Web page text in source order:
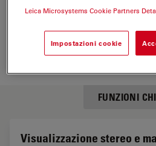
FUNZIONI
Visualizzazione stereo e
Leica Microsystems Cookie Partners
Impostazioni cookie